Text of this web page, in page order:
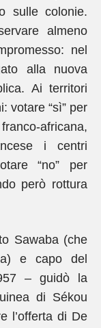
sulle colonie.
almeno
nel
alla nuova
Ai territori
votare “sì” per
africana,
i centri
“no” per
però rottura
Sawaba (che
e capo del
– guidò la
di Sékou
l’offerta di De